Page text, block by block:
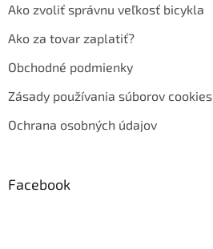
Ako zvoliť správnu veľkosť bicykla
Ako za tovar zaplatiť?
Obchodné podmienky
Zásady používania súborov cookies
Ochrana osobných údajov
Facebook